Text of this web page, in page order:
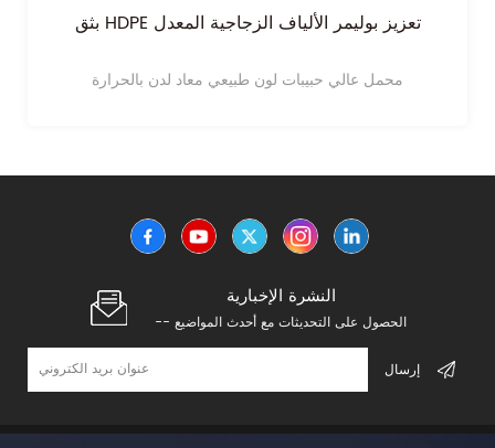
بثق HDPE تعزيز بوليمر الألياف الزجاجية المعدل
محمل عالي حبيبات لون طبيعي معاد لدن بالحرارة
النشرة الإخبارية
-- الحصول على التحديثات مع أحدث المواضيع